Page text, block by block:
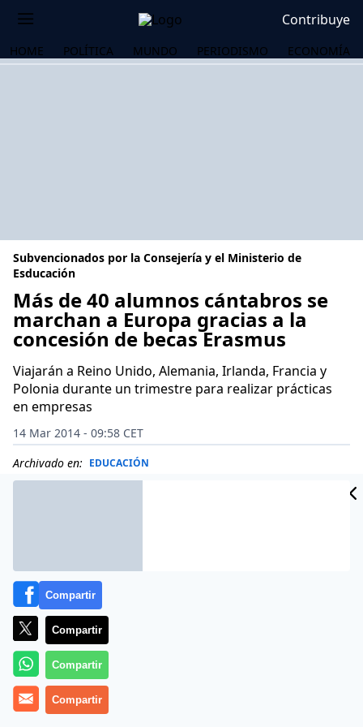
Contribuye
HOME POLÍTICA MUNDO PERIODISMO ECONOMÍA
Subvencionados por la Consejería y el Ministerio de
Esducación
Más de 40 alumnos cántabros se
marchan a Europa gracias a la
concesión de becas Erasmus
Viajarán a Reino Unido, Alemania, Irlanda, Francia y
Polonia durante un trimestre para realizar prácticas
en empresas
14 Mar 2014 - 09:58 CET
Archivado en: EDUCACIÓN
Compartir
Compartir
Compartir
Compartir